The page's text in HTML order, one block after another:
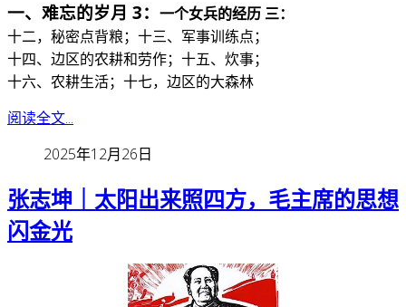
一、难忘的岁月 3： 一个女兵的经历 三：
十二，秘密点背粮；十三、军事训练点；
十四、边区的农耕和劳作；十五、炊事；
十六、农耕生活；十七，边区的大森林
阅读全文...
2025年12月26日
张志坤｜太阳出来照四方，毛主席的思想
闪金光